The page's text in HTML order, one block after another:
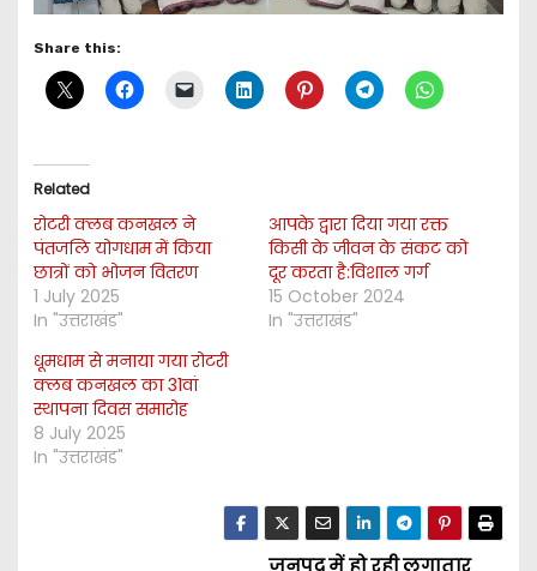
Share this:
Related
रोटरी क्लब कनखल ने
पंतजलि योगधाम में किया
छात्रों को भोजन वितरण
1 July 2025
In "उत्तराखंड"
आपके द्वारा दिया गया रक्त
किसी के जीवन के संकट को
दूर करता है:विशाल गर्ग
15 October 2024
In "उत्तराखंड"
धूमधाम से मनाया गया रोटरी
क्लब कनखल का 31वां
स्थापना दिवस समारोह
8 July 2025
In "उत्तराखंड"